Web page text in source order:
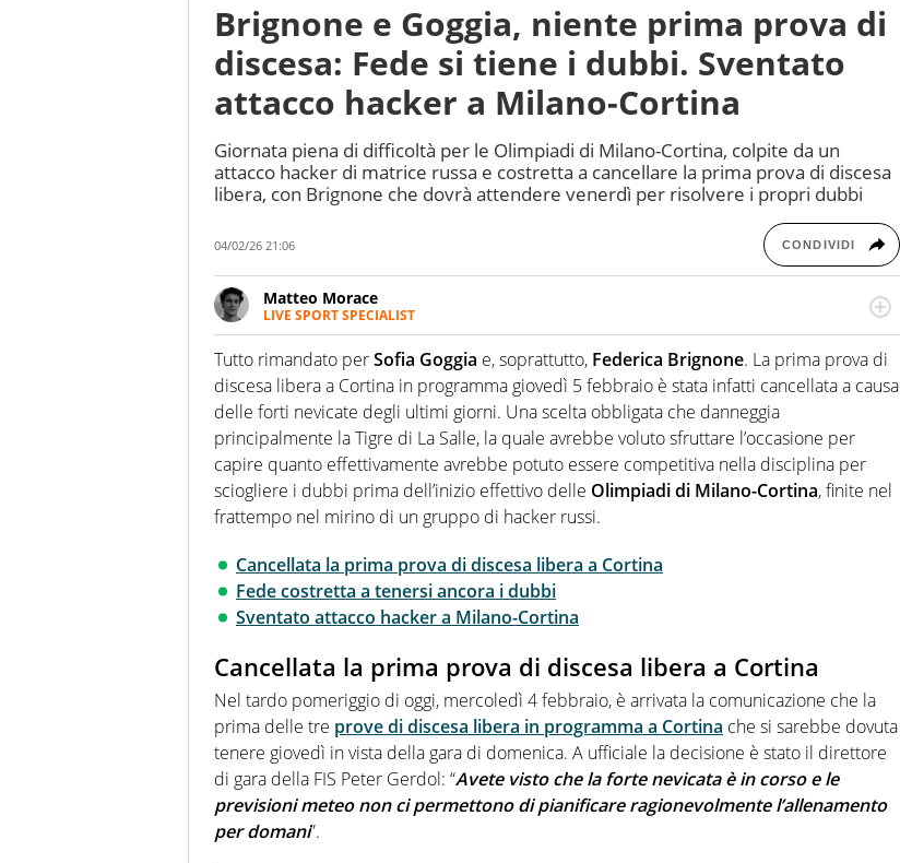
Brignone e Goggia, niente prima prova di
discesa: Fede si tiene i dubbi. Sventato
attacco hacker a Milano-Cortina
Giornata piena di difficoltà per le Olimpiadi di Milano-Cortina, colpite da un
attacco hacker di matrice russa e costretta a cancellare la prima prova di discesa
libera, con Brignone che dovrà attendere venerdì per risolvere i propri dubbi
04/02/26 21:06 CONDIVIDI
Matteo Morace
LIVE SPORT SPECIALIST
La multimedialità quale approccio personale e professionale. Ama raccontare lo sport
focalizzando ogni attenzione sul tempo reale: la verità della dirette non sono opinioni
ma fatti
Tutto rimandato perSofia Goggia e, soprattutto, Federica Brignone. La prima prova di
discesa libera a Cortina in programma giovedì 5 febbraio è stata infatti cancellata a causa
delle forti nevicate degli ultimi giorni. Una scelta obbligata che danneggia
principalmente la Tigre di La Salle, la quale avrebbe voluto sfruttare l’occasione per
capire quanto effettivamente avrebbe potuto essere competitiva nella disciplina per
sciogliere i dubbi prima dell’inizio effettivo delle Olimpiadi di Milano-Cortina, finite nel
frattempo nel mirino di un gruppo di hacker russi.
Cancellata la prima prova di discesa libera a Cortina
Fede costretta a tenersi ancora i dubbi
Sventato attacco hacker a Milano-Cortina
Cancellata la prima prova di discesa libera a Cortina
Nel tardo pomeriggio di oggi, mercoledì 4 febbraio, è arrivata la comunicazione che la
prima delle tre prove di discesa libera in programma a Cortina che si sarebbe dovuta
tenere giovedì in vista della gara di domenica. A ufficiale la decisione è stato il direttore
di gara della FIS Peter Gerdol: “Avete visto che la forte nevicata è in corso e le
previsioni meteo non ci permettono di pianificare ragionevolmente l’allenamento
per domani”.